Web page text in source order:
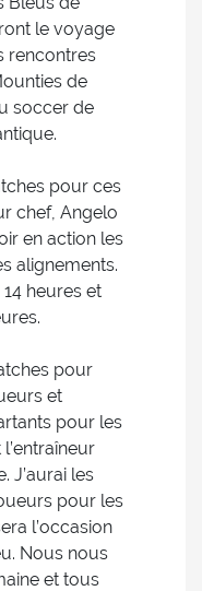
le voyage
rencontres
de
soccer de
pour ces
chef, Angelo
en action les
alignements.
heures et
pour
et
pour les
J’aurai les
pour les
l’occasion
Nous nous
et tous